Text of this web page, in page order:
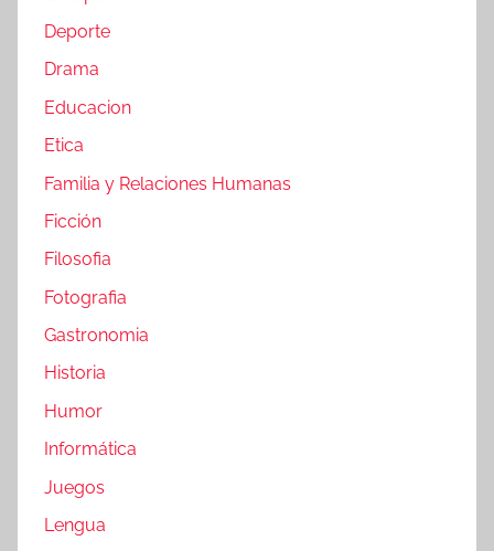
Deporte
Drama
Educacion
Etica
Familia y Relaciones Humanas
Ficción
Filosofia
Fotografia
Gastronomia
Historia
Humor
Informática
Juegos
Lengua